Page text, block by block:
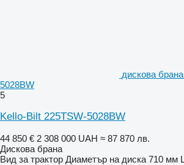
дискова
5028BW
5
Kello-Bilt 225TSW-5028BW
44 850 € 2 308 000 UAH ≈ 87 870 лв.
Дискова брана
Вид за трактор Диаметър на диска 710 мм